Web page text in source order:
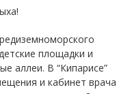
площадки и
аллеи. В “Кипарисе”
и кабинет врача